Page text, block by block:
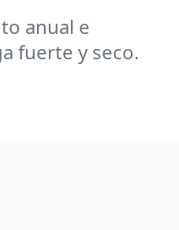
anual e
fuerte y seco.